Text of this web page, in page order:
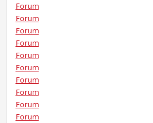
Forum
Forum
Forum
Forum
Forum
Forum
Forum
Forum
Forum
Forum